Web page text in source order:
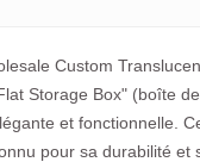
Custom
Storage Box" (boîte de
et fonctionnelle.
pour sa durabilité et